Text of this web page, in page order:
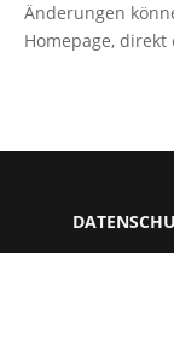
Änderungen
Homepage,